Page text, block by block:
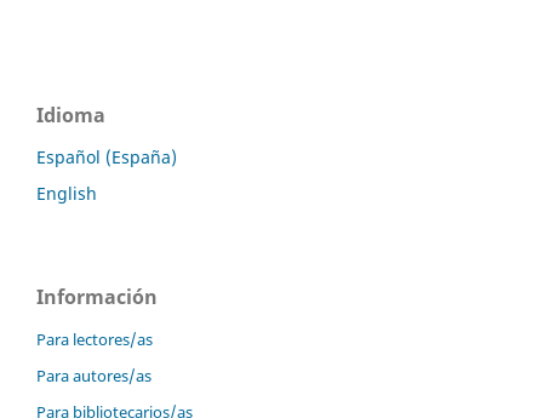
Idioma
Español (España)
English
Información
Para lectores/as
Para autores/as
Para bibliotecarios/as